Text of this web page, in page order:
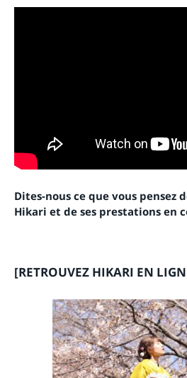
Dites-nous ce que vous pensez
Hikari et de ses prestations en
[RETROUVEZ HIKARI EN